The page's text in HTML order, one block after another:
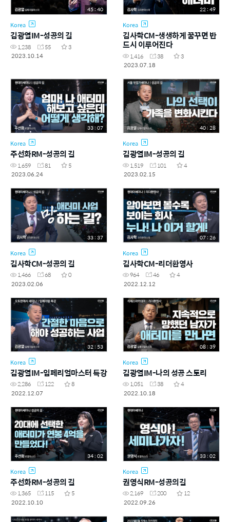
45 : 40
Korea
김광열IM-성공의 길
1,238 55
3
2023.10.14
22 : 49
Korea
김사학CM-생생하게 꿈꾸면 반
드시 이루어진다
1,416 38
3
2023.07.18
33 : 07
Korea
주선화RM-성공의 길
1,659 81
5
2023.06.24
40 : 28
Korea
김광열IM-성공의 길
1,519 101
4
2023.02.15
33 : 37
Korea
김사학CM-성공의 길
1,466 68
0
2023.02.06
07 : 26
Korea
김사학CM-리더환영사
964 46
4
2022.12.12
32 : 53
Korea
김광열IM-임페리얼마스터 특강
2,286 122
8
2022.12.07
08 : 39
Korea
김광열IM-나의 성공 스토리
1,051 38
4
2022.10.18
34 : 02
Korea
주선화RM-성공의 길
1,365 115
5
2022.10.10
33 : 02
Korea
권영식RM-성공의길
2,169 200
12
2022.09.26